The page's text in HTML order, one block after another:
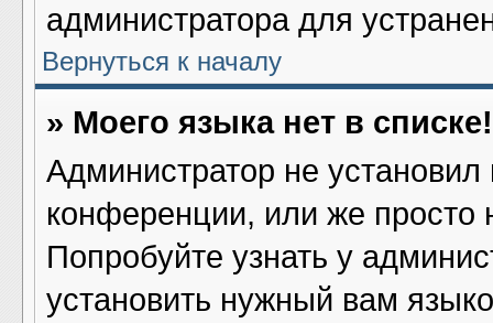
администратора для
Вернуться к началу
» Моего языка нет в списке!
Администратор не
конференции, или же просто
Попробуйте узнать у
установить нужный вам